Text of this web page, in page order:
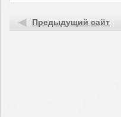
Предыдущий сайт